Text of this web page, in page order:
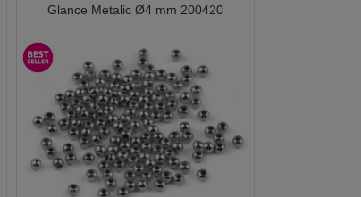
Glance Metalic Ø4 mm 200420